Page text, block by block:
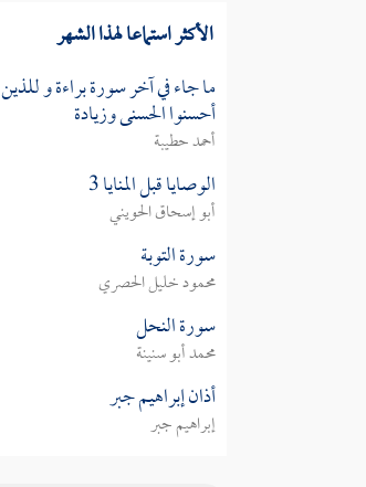
الأكثر استماعا لهذا الشهر
ما جاء في آخر سورة براءة و للذين
أحسنوا الحسنى وزيادة
أحمد حطيبة
الوصايا قبل المنايا 3
أبو إسحاق الحويني
سورة التوبة
محمود خليل الحصري
سورة النحل
محمد أبو سنينة
أذان إبراهيم جبر
إبراهيم جبر